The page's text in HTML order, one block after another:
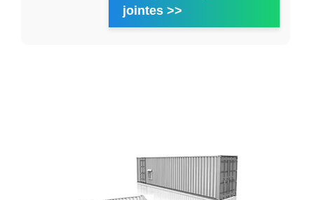
jointes >>